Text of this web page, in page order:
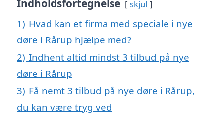
Indholdsfortegnelse skjul
1) Hvad kan et firma med speciale i nye
døre i Rårup hjælpe med?
2) Indhent altid mindst 3 tilbud på nye
døre i Rårup
3) Få nemt 3 tilbud på nye døre i Rårup,
du kan være tryg ved